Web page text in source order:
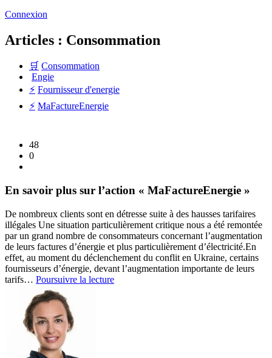
Connexion
Articles : Consommation
🛒 Consommation
Engie
⚡ Fournisseur d'energie
⚡ MaFactureEnergie
48
0
En savoir plus sur l’action « MaFactureEnergie »
De nombreux clients sont en détresse suite à des hausses tarifaires
illégales Une situation particulièrement critique nous a été remontée
par un grand nombre de consommateurs concernant l’augmentation
de leurs factures d’énergie et plus particulièrement d’électricité.En
effet, au moment du déclenchement du conflit en Ukraine, certains
fournisseurs d’énergie, devant l’augmentation importante de leurs
tarifs… Poursuivre la lectureEn